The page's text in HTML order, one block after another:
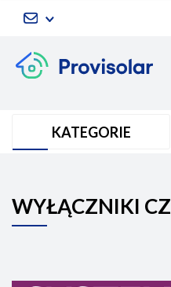
KATEGORIE
WYŁĄCZNIKI